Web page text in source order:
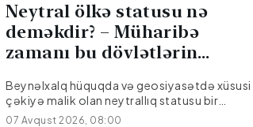
Neytral ölkə statusu nə
deməkdir? – Müharibə
zamanı bu dövlətlərin
Beynəlxalq hüquqda və geosiyasətdə xüsusi
çəkiyə malik olan neytrallıq statusu bir
dövlətin digər ölkələr arasında baş verən
07 Avqust 2026, 08:00